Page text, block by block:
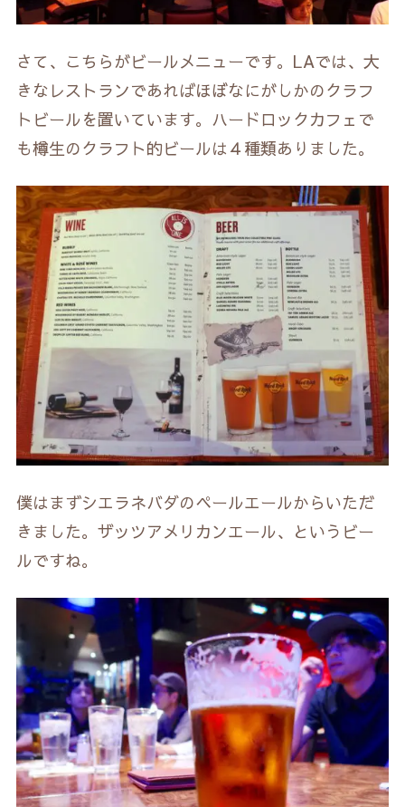
さて、こちらがビールメニューです。LAでは、大
きなレストランであればほぼなにがしかのクラフ
トビールを置いています。ハードロックカフェで
も樽生のクラフト的ビールは４種類ありました。
僕はまずシエラネバダのペールエールからいただ
きました。ザッツアメリカンエール、というビー
ルですね。